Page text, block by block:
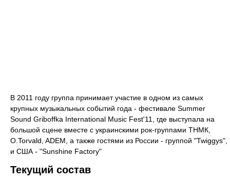
В 2011 году группа принимает участие в одном из самых
крупных музыкальных событий года - фестивале Summer
Sound Griboffka International Music Fest'11, где выступала на
большой сцене вместе с украинскими рок-группами ТНМК,
O.Torvald, ADEM, а также гостями из России - группой "Twiggys",
и США - "Sunshine Factory"
Текущий состав